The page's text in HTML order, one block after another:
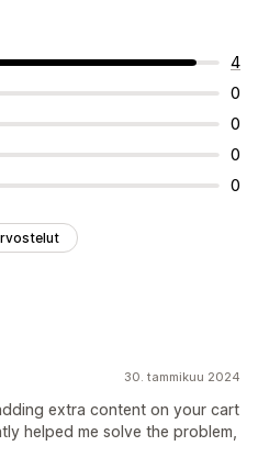
4
0
0
0
0
30. tammikuu 2024
extra content on your cart
helped me solve the problem,